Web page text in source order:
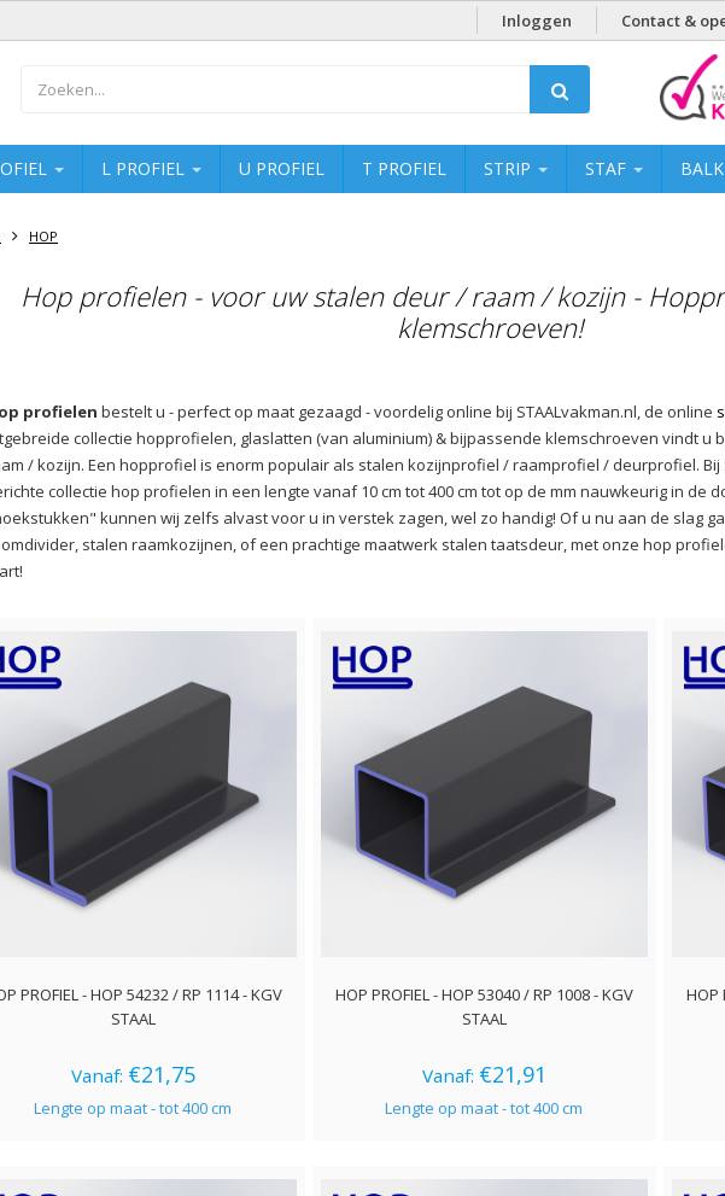
Inloggen Contact &
L PROFIEL U PROFIEL T PROFIEL STRIP STAF BALK
HOP
Hop profielen - voor uw stalen deur / raam / kozijn -
klemschroeven!
profielen bestelt u - perfect op maat gezaagd - voordelig online bij STAALvakman.nl, de online
collectie hopprofielen, glaslatten (van aluminium) & bijpassende klemschroeven vindt u
/ kozijn. Een hopprofiel is enorm populair als stalen kozijnprofiel / raamprofiel / deurprofiel. Bij
collectie hop profielen in een lengte vanaf 10 cm tot 400 cm tot op de mm nauwkeurig in de
kunnen wij zelfs alvast voor u in verstek zagen, wel zo handig! Of u nu aan de slag
stalen raamkozijnen, of een prachtige maatwerk stalen taatsdeur, met onze hop
PROFIEL - HOP 54232 / RP 1114 - KGV
STAAL
Vanaf: €21,75
Lengte op maat - tot 400 cm
HOP PROFIEL - HOP 53040 / RP 1008 - KGV
STAAL
Vanaf: €21,91
Lengte op maat - tot 400 cm
HOP